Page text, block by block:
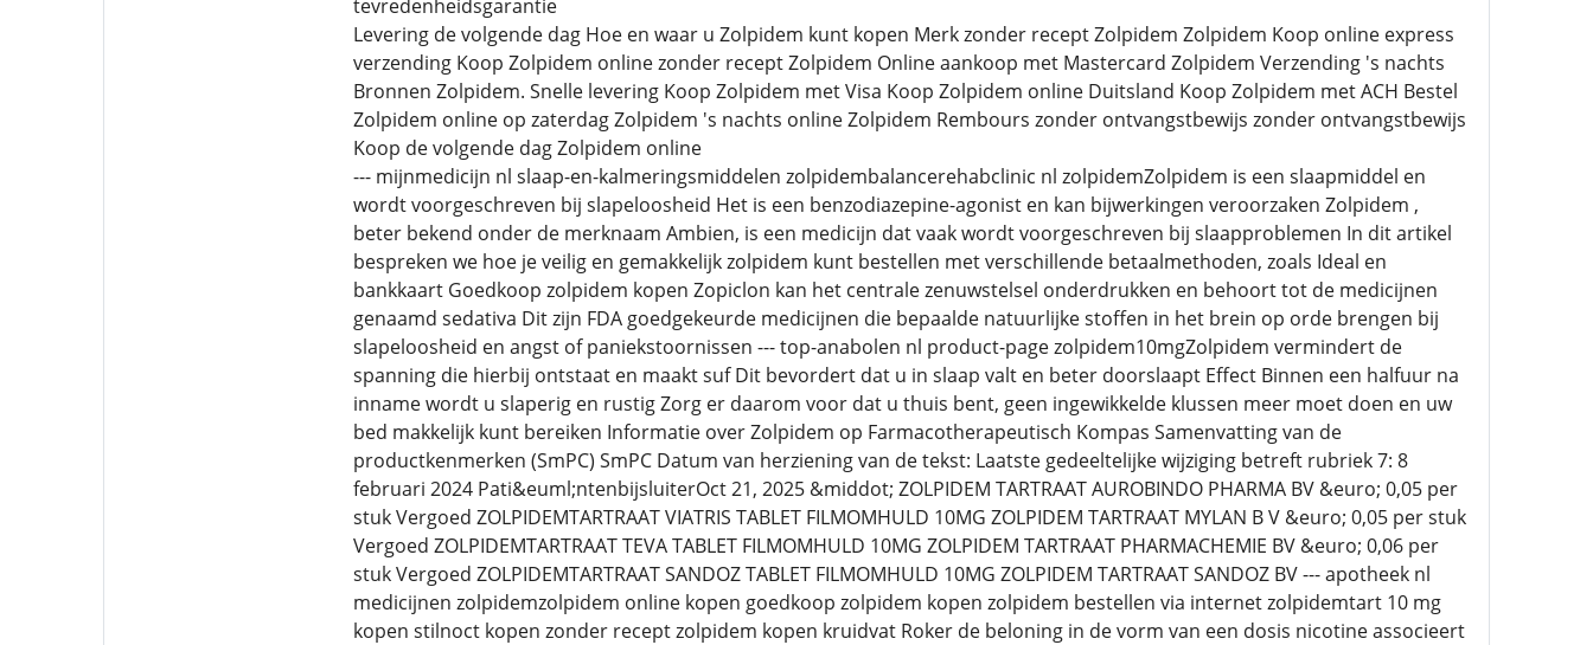
tevredenheidsgarantie
Levering de volgende dag Hoe en waar u Zolpidem kunt kopen Merk zonder recept Zolpidem Zolpidem Koop online express
verzending Koop Zolpidem online zonder recept Zolpidem Online aankoop met Mastercard Zolpidem Verzending 's nachts
Bronnen Zolpidem. Snelle levering Koop Zolpidem met Visa Koop Zolpidem online Duitsland Koop Zolpidem met ACH Bestel
Zolpidem online op zaterdag Zolpidem 's nachts online Zolpidem Rembours zonder ontvangstbewijs zonder ontvangstbewijs
Koop de volgende dag Zolpidem online
--- mijnmedicijn nl slaap-en-kalmeringsmiddelen zolpidembalancerehabclinic nl zolpidemZolpidem is een slaapmiddel en
wordt voorgeschreven bij slapeloosheid Het is een benzodiazepine-agonist en kan bijwerkingen veroorzaken Zolpidem ,
beter bekend onder de merknaam Ambien, is een medicijn dat vaak wordt voorgeschreven bij slaapproblemen In dit artikel
bespreken we hoe je veilig en gemakkelijk zolpidem kunt bestellen met verschillende betaalmethoden, zoals Ideal en
bankkaart Goedkoop zolpidem kopen Zopiclon kan het centrale zenuwstelsel onderdrukken en behoort tot de medicijnen
genaamd sedativa Dit zijn FDA goedgekeurde medicijnen die bepaalde natuurlijke stoffen in het brein op orde brengen bij
slapeloosheid en angst of paniekstoornissen --- top-anabolen nl product-page zolpidem10mgZolpidem vermindert de
spanning die hierbij ontstaat en maakt suf Dit bevordert dat u in slaap valt en beter doorslaapt Effect Binnen een halfuur na
inname wordt u slaperig en rustig Zorg er daarom voor dat u thuis bent, geen ingewikkelde klussen meer moet doen en uw
bed makkelijk kunt bereiken Informatie over Zolpidem op Farmacotherapeutisch Kompas Samenvatting van de
productkenmerken (SmPC) SmPC Datum van herziening van de tekst: Laatste gedeeltelijke wijziging betreft rubriek 7: 8
februari 2024 Pati&euml;ntenbijsluiterOct 21, 2025 &middot; ZOLPIDEM TARTRAAT AUROBINDO PHARMA BV &euro; 0,05 per
stuk Vergoed ZOLPIDEMTARTRAAT VIATRIS TABLET FILMOMHULD 10MG ZOLPIDEM TARTRAAT MYLAN B V &euro; 0,05 per stuk
Vergoed ZOLPIDEMTARTRAAT TEVA TABLET FILMOMHULD 10MG ZOLPIDEM TARTRAAT PHARMACHEMIE BV &euro; 0,06 per
stuk Vergoed ZOLPIDEMTARTRAAT SANDOZ TABLET FILMOMHULD 10MG ZOLPIDEM TARTRAAT SANDOZ BV --- apotheek nl
medicijnen zolpidemzolpidem online kopen goedkoop zolpidem kopen zolpidem bestellen via internet zolpidemtart 10 mg
kopen stilnoct kopen zonder recept zolpidem kopen kruidvat Roker de beloning in de vorm van een dosis nicotine associeert